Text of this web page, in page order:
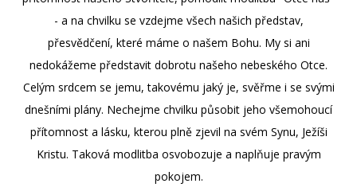
- a na chvilku se vzdejme všech našich představ,
přesvědčení, které máme o našem Bohu. My si ani
nedokážeme představit dobrotu našeho nebeského Otce.
Celým srdcem se jemu, takovému jaký je, svěřme i se svými
dnešními plány. Nechejme chvilku působit jeho všemohoucí
přítomnost a lásku, kterou plně zjevil na svém Synu, Ježíši
Kristu. Taková modlitba osvobozuje a naplňuje pravým
pokojem.